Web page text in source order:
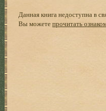
Данная книга недоступна в
Вы можетепрочитать